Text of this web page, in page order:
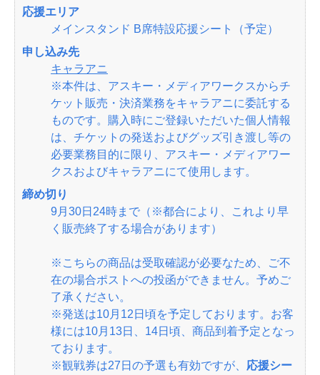
応援エリア
メインスタンド B席特設応援シート（予定）
申し込み先
キャラアニ
※本件は、アスキー・メディアワークスからチ
ケット販売・決済業務をキャラアニに委託する
ものです。購入時にご登録いただいた個人情報
は、チケットの発送およびグッズ引き渡し等の
必要業務目的に限り、アスキー・メディアワー
クスおよびキャラアニにて使用します。
締め切り
9月30日24時まで（※都合により、これより早
く販売終了する場合があります）
※こちらの商品は受取確認が必要なため、ご不
在の場合ポストへの投函ができません。予めご
了承ください。
※発送は10月12日頃を予定しております。お客
様には10月13日、14日頃、商品到着予定となっ
ております。
※観戦券は27日の予選も有効ですが、 応援シー